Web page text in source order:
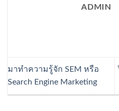
ADMIN
มาทำความรู้จัก SEM หรือ
Search Engine Marketing